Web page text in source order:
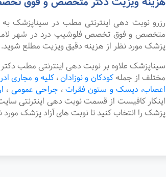
رزرو نوبت دهی اینترنتی مطب در سیناپزشک
متخصص و فوق تخصص فلوشیپ درد در شهر لامرد
پزشک مورد نظر از هزینه دقیق ویزیت مطلع شوید.
سیناپزشک علاوه بر نوبت دهی اینترنتی مطب
مختلف از جملهکودکان و نوزادان،کلیه و مجاری
اعصاب، دیسک و ستون فقرات ، جراحی عمومی ،
اینکار کافیست از قسمت نوبت دهی اینترنتی
پزشک را انتخاب کنید تا نوبت های آزاد پزشک